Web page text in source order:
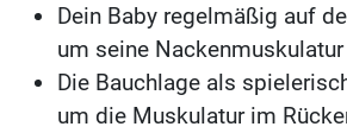
Dein Baby regelmäßig auf
um seine
Die Bauchlage als
um die Muskulatur im